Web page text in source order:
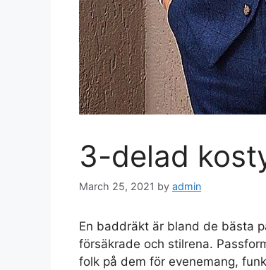
3-delad
March 25, 2021 by admin
En baddräkt är bland de bästa
försäkrade och stilrena.
folk på dem för evenemang,